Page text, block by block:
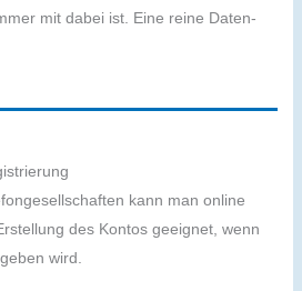
mit dabei ist. Eine reine Daten-
kann man online
des Kontos geeignet, wenn
wird.